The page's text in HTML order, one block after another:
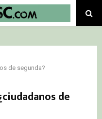
de segunda?
de